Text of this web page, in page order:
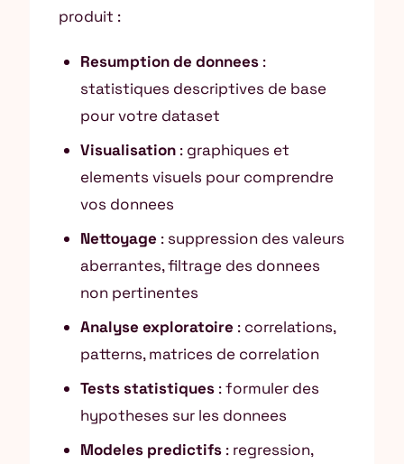
produit :
Resumption de donnees :
statistiques descriptives de base
pour votre dataset
Visualisation : graphiques et
elements visuels pour comprendre
vos donnees
Nettoyage : suppression des valeurs
aberrantes, filtrage des donnees
non pertinentes
Analyse exploratoire : correlations,
patterns, matrices de correlation
Tests statistiques : formuler des
hypotheses sur les donnees
Modeles predictifs : regression,